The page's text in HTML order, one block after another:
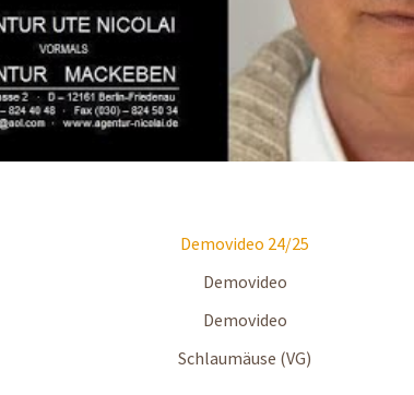
Demovideo 24/25
Demovideo
Demovideo
Schlaumäuse (VG)